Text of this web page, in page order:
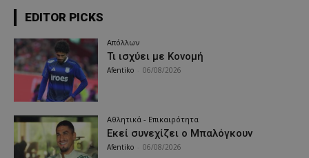
EDITOR PICKS
Απόλλων
Τι ισχύει με Κονομή
Afentiko 06/08/2026
Αθλητικά - Επικαιρότητα
Εκεί συνεχίζει ο Μπαλόγκουν
Afentiko 06/08/2026